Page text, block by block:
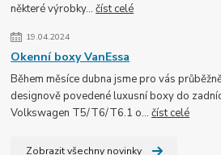
některé výrobky...číst celé
19.04.2024
Okenní boxy VanEssa
Během měsíce dubna jsme pro vás
designově povedené luxusní boxy do
Volkswagen T5/T6/T6.1 o...číst celé
Zobrazit všechny novinky